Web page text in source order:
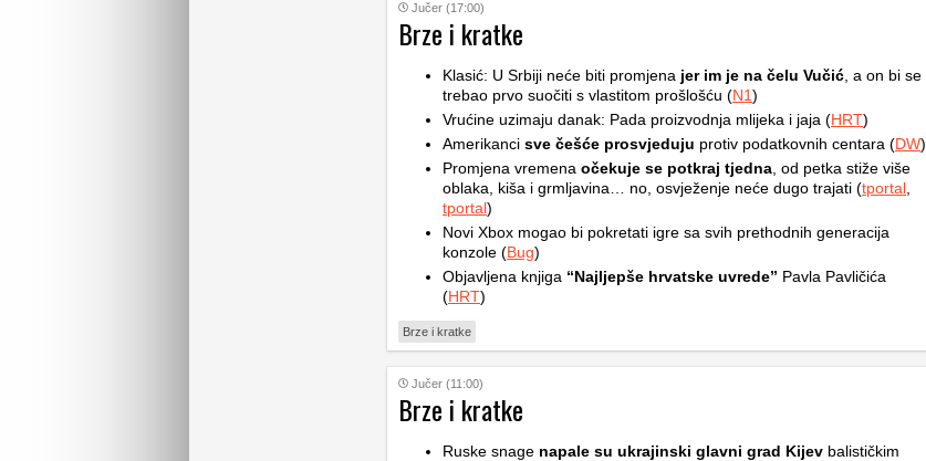
Jučer (17:00)
Brze i kratke
Klasić: U Srbiji neće biti promjena jer im je na čelu Vučić , a on bi se
trebao prvo suočiti s vlastitom prošlošću (N1)
Vrućine uzimaju danak: Pada proizvodnja mlijeka i jaja (HRT)
Amerikanci sve češće prosvjeduju protiv podatkovnih centara (DW)
Promjena vremena očekuje se potkraj tjedna , od petka stiže više
oblaka, kiša i grmljavina… no, osvježenje neće dugo trajati (tportal
tportal)
Novi Xbox mogao bi pokretati igre sa svih prethodnih generacija
konzole (Bug)
Objavljena knjiga “Najljepše hrvatske uvrede” Pavla Pavličića
(HRT)
Brze i kratke
Jučer (11:00)
Brze i kratke
Ruske snage napale su ukrajinski glavni grad Kijev balističkim